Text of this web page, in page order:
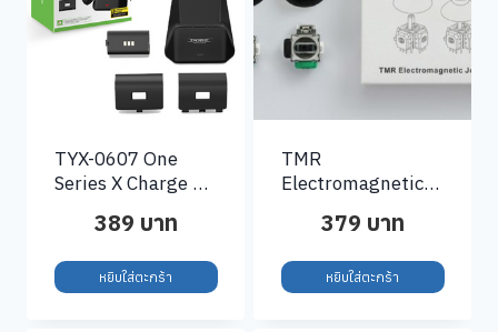
TYX-0607 One
Series X Charge Kit
Charging Cable
389 บาท
หยิบใส่ตะกร้า
TMR
Electromagnetic
379 บาท
หยิบใส่ตะกร้า